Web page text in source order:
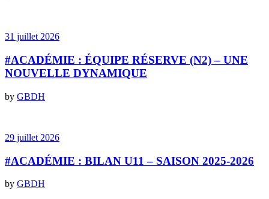
31 juillet 2026
#ACADÉMIE : ÉQUIPE RÉSERVE (N2) – UNE
NOUVELLE DYNAMIQUE
by GBDH
29 juillet 2026
#ACADÉMIE : BILAN U11 – SAISON 2025-2026
by GBDH